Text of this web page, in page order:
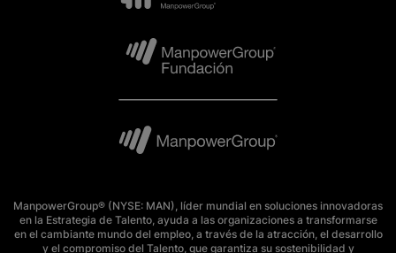
ManpowerGroup® (NYSE: MAN), líder mundial en soluciones innovadoras
en la Estrategia de Talento, ayuda a las organizaciones a transformarse
en el cambiante mundo del empleo, a través de la atracción, el desarrollo
y el compromiso del Talento, que garantiza su sostenibilidad y